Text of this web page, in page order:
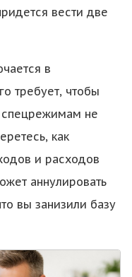
вести две
в
требует, чтобы
не
как
и расходов
аннулировать
вы занизили базу